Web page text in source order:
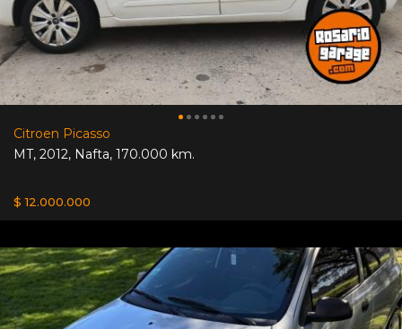
Citroen Picasso
MT, 2012, Nafta, 170.000 km.
$ 12.000.000